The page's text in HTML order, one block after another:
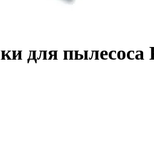
для